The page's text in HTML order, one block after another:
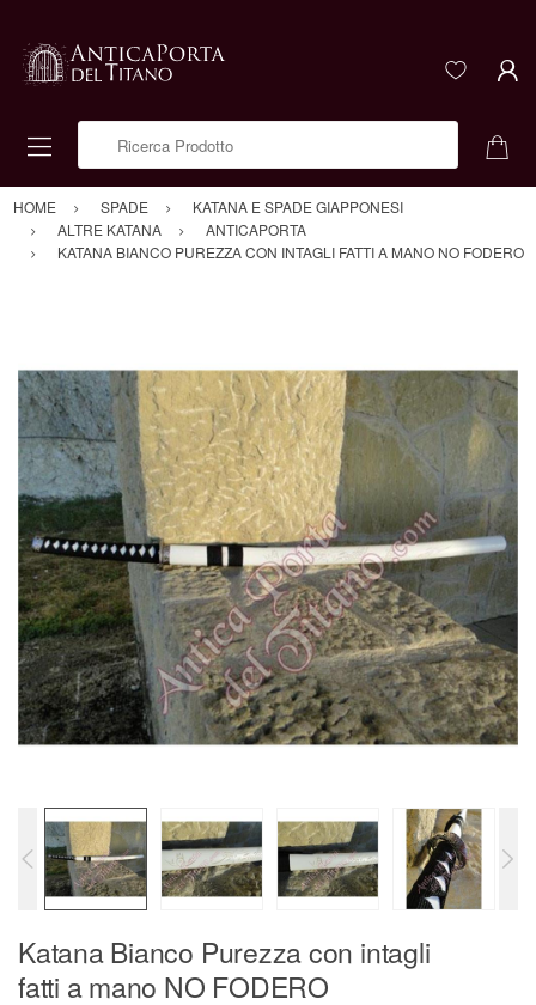
HOME SPADE
KATANA E SPADE GIAPPONESI
ALTRE KATANA
ANTICAPORTA
KATANA BIANCO PUREZZA CON INTAGLI FATTI A MANO NO FODERO
Katana Bianco Purezza con intagli
fatti a mano NO FODERO